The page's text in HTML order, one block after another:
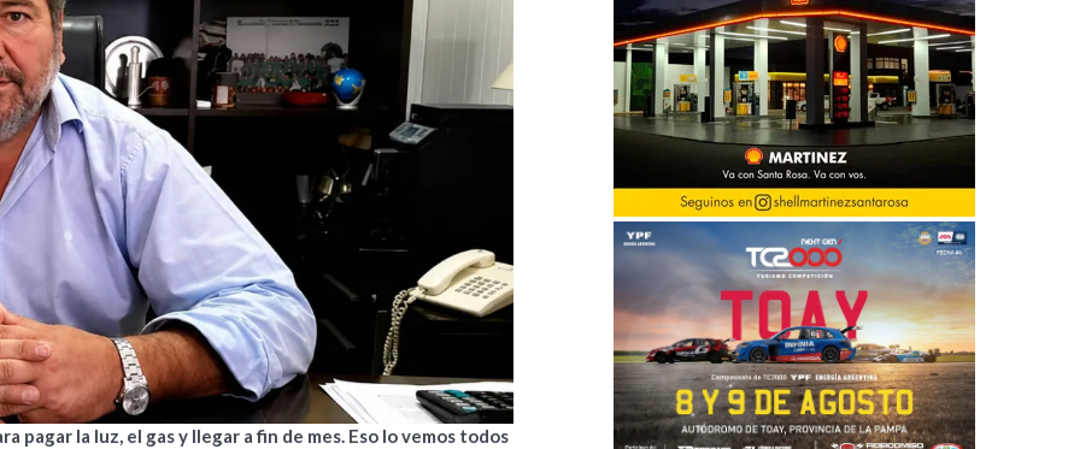
la luz, el gas y llegar a fin de mes. Eso lo vemos todos